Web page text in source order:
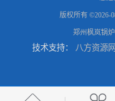
燃气真空锅炉厂商
版权所有 ©2026-
郑州枫岚锅
技术支持： 八方资源网